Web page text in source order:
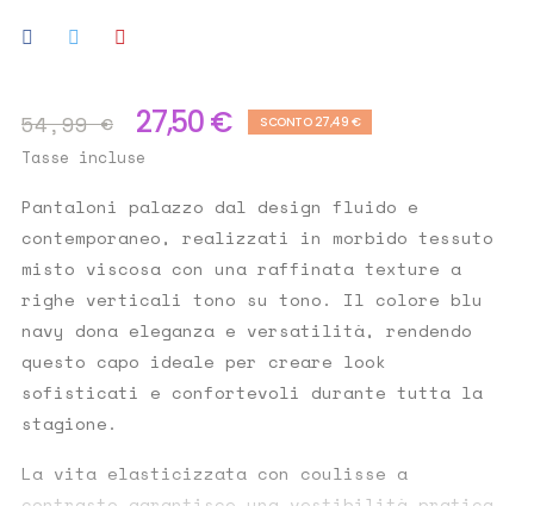
54,99 € 27,50 € SCONTO 27,49 €
Tasse incluse
Pantaloni palazzo dal design fluido e
contemporaneo, realizzati in morbido tessuto
misto viscosa con una raffinata texture a
righe verticali tono su tono. Il colore blu
navy dona eleganza e versatilità, rendendo
questo capo ideale per creare look
sofisticati e confortevoli durante tutta la
stagione.
La vita elasticizzata con coulisse a